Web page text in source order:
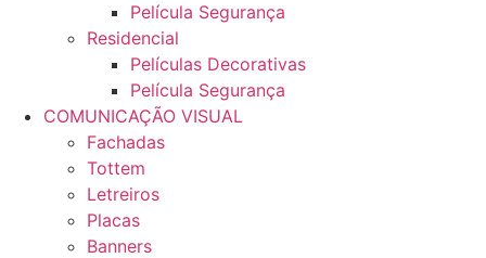
Película Segurança
Residencial
Películas Decorativas
Película Segurança
COMUNICAÇÃO VISUAL
Fachadas
Tottem
Letreiros
Placas
Banners